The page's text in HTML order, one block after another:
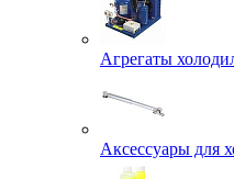
Агрегаты
Аксессуары для